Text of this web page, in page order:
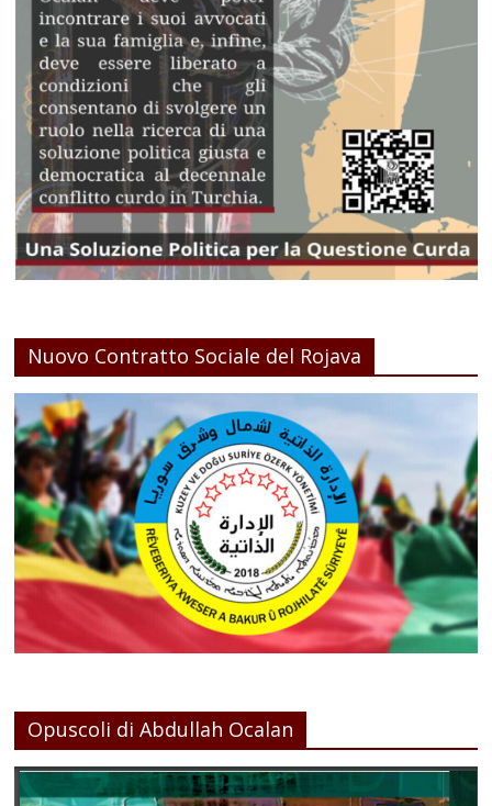
Nuovo Contratto Sociale del Rojava
Opuscoli di Abdullah Ocalan